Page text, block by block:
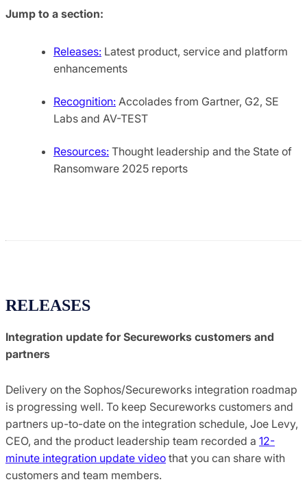
Jump to a section:
Releases: Latest product, service and platform
enhancements
Recognition: Accolades from Gartner, G2, SE
Labs and AV-TEST
Resources: Thought leadership and the State of
Ransomware 2025 reports
RELEASES
Integration update for Secureworks customers and
partners
Delivery on the Sophos/Secureworks integration roadmap
is progressing well. To keep Secureworks customers and
partners up-to-date on the integration schedule, Joe Levy,
CEO, and the product leadership team recorded a 12-
minute integration update video that you can share with
customers and team members.